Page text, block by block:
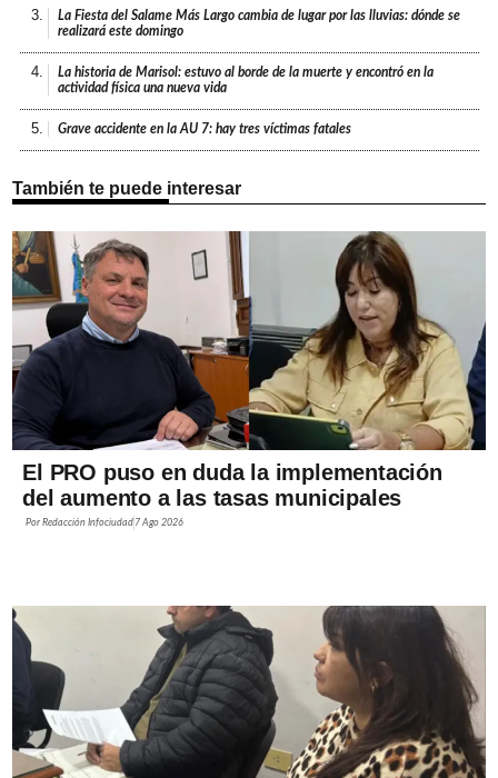
3.
La Fiesta del Salame Más Largo cambia de lugar por las lluvias: dónde se
realizará este domingo
4.
La historia de Marisol: estuvo al borde de la muerte y encontró en la
actividad física una nueva vida
5. Grave accidente en la AU 7: hay tres víctimas fatales
También te puede interesar
El PRO puso en duda la implementación
del aumento a las tasas municipales
PorRedacción Infociudad 7 Ago 2026